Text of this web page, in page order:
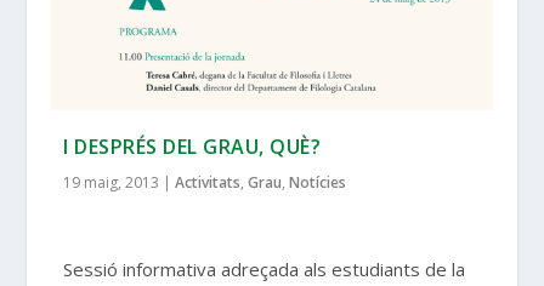
I DESPRÉS DEL GRAU, QUÈ?
19 maig, 2013 |Activitats,Grau,Notícies
Sessió informativa adreçada als estudiants de la